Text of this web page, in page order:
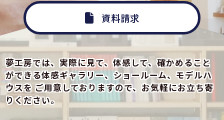
資料請求
夢工房では、実際に見て、体感して、確かめること
ができる体感ギャラリー、ショールーム、モデルハ
ウスをご用意しておりますので、お気軽にお立ち寄
りください。